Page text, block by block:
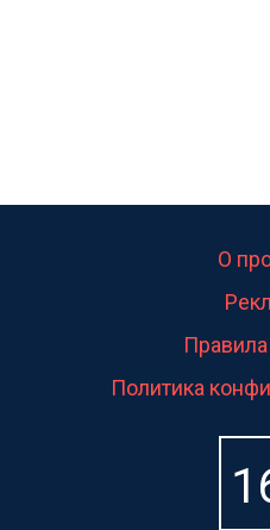
О
Правила
Политика